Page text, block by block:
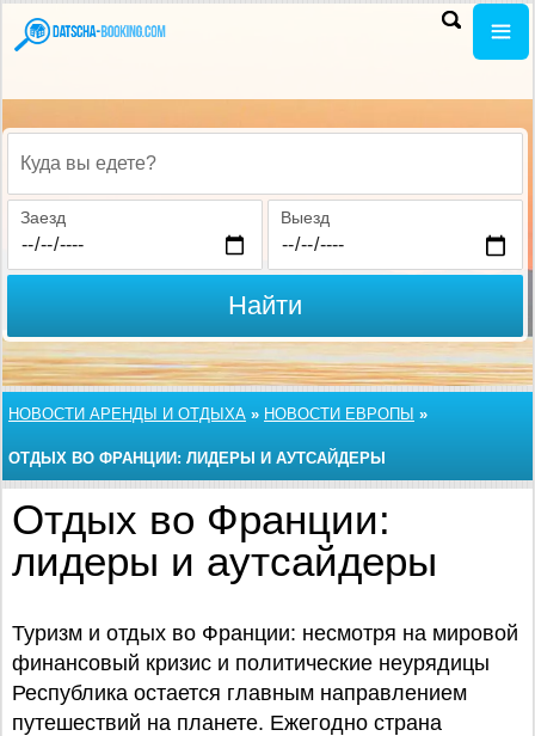
Куда вы едете?
Заезд Выезд
Найти
НОВОСТИ АРЕНДЫ И ОТДЫХА » НОВОСТИ ЕВРОПЫ »
ОТДЫХ ВО ФРАНЦИИ: ЛИДЕРЫ И АУТСАЙДЕРЫ
Отдых во Франции:
лидеры и аутсайдеры
Туризм и отдых во Франции: несмотря на мировой
финансовый кризис и политические неурядицы
Республика остается главным направлением
путешествий на планете. Ежегодно страна